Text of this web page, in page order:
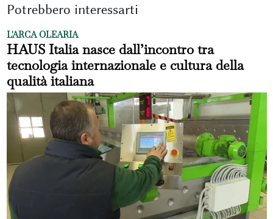
Potrebbero interessarti
L'ARCA OLEARIA
HAUS Italia nasce dall’incontro tra
tecnologia internazionale e cultura della
qualità italiana